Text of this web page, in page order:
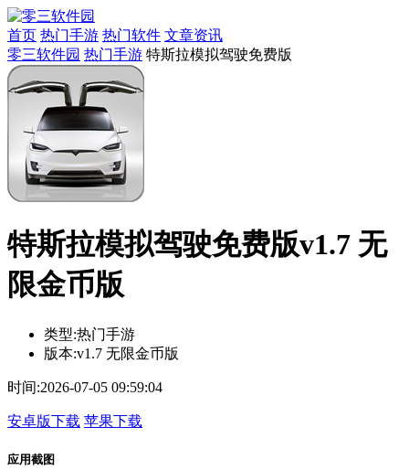
首页 热门手游 热门软件 文章资讯
零三软件园 热门手游 特斯拉模拟驾驶免费版
特斯拉模拟驾驶免费版v1.7 无
限金币版
类型:热门手游
版本:v1.7 无限金币版
时间:2026-07-05 09:59:04
安卓版下载 苹果下载
应用截图